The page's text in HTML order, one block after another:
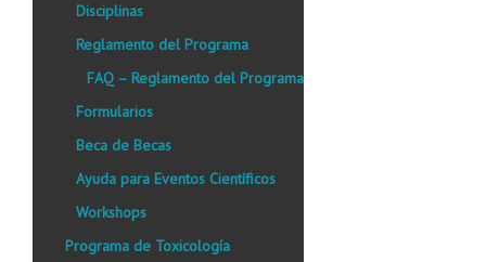
Disciplinas
Reglamento del Programa
FAQ – Reglamento del Programa
Formularios
Beca de Becas
Ayuda para Eventos Científicos
Workshops
Programa de Toxicología